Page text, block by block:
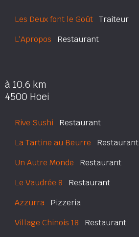
Les Deux font le Goût Traiteur
L'Apropos Restaurant
à 10.6 km
4500 Hoei
Rive Sushi Restaurant
La Tartine au Beurre Restaurant
Un Autre Monde Restaurant
Le Vaudrée 8 Restaurant
Azzurra Pizzeria
Village Chinois 18 Restaurant